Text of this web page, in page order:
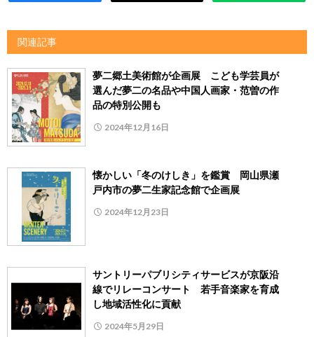
関連記事
夢二郷土美術館が企画展 こども学芸員が
選んだ夢二の名品や中国人画家・范曽の作
品の特別公開も
2024年12月16日
懐かしい「冬のけしき」を鑑賞 岡山県瀬
戸内市の夢二生家記念館で企画展
2024年12月23日
サントリーパブリシティサービスが京阪沿
線でリレーコンサート 若手音楽家を育成
し地域活性化に貢献
2024年5月29日